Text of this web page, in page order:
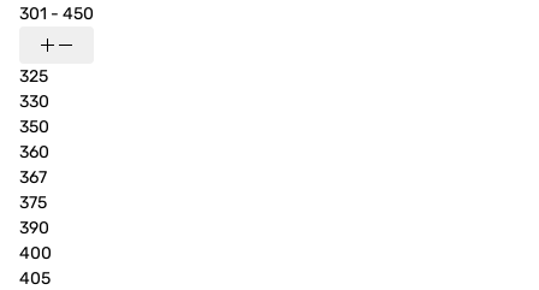
301 - 450
325
330
350
360
367
375
390
400
405